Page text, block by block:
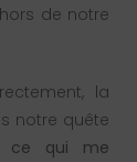
de notre
la
notre quête
ce qui me